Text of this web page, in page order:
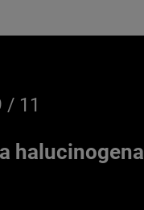
/ 11
halucinogena